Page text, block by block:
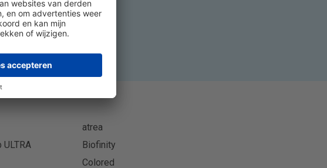
Abonneer
atrea
ULTRA
Biofinity
Colored